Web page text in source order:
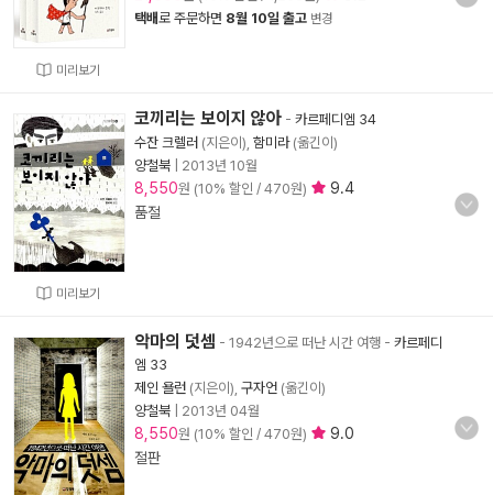
미리보기
택배로 주문하면 8월 10일 출고 변경
미리보기
코끼리는 보이지 않아 - 카르페디엠 34
수잔 크렐러 (지은이), 함미라(옮긴이)
양철북
2013년 10월
8,550원 (10% 할인 / 470원)
9.4
품절
악마의 덧셈 - 1942년으로 떠난 시간 여행 - 카르페디
엠 33
제인 욜런 (지은이), 구자언 (옮긴이)
양철북
2013년 04월
8,550원 (10% 할인 / 470원)
9.0
절판